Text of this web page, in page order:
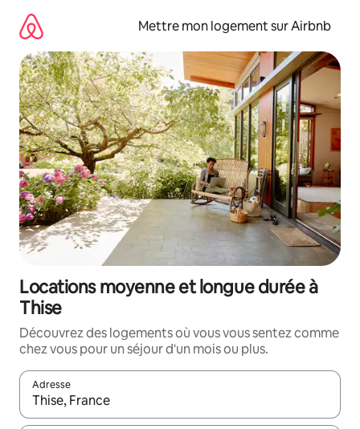
directement
contenu
Mettre mon logement sur Airbnb
Locations moyenne et longue durée à
Thise
Découvrez des logements où vous vous sentez comme
chez vous pour un séjour d'un mois ou plus.
Adresse
Lorsque les résultats s'affichent, utilisez les flèches vers le